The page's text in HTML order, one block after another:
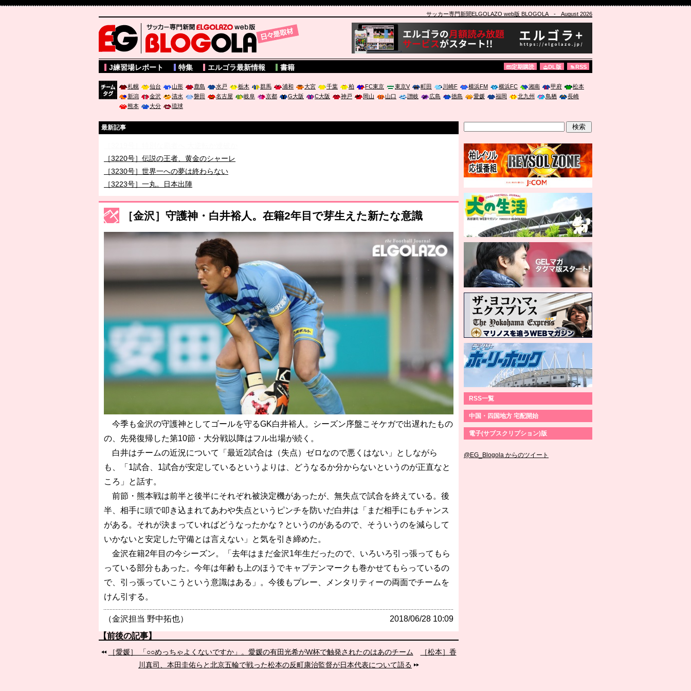
サッカー専門新聞ELGOLAZO web版 BLOGOLA- August 2026
サッカー専門新聞ELGOLAZO web版 BLOGOLA
J練習場レポート 特集 エルゴラ最新情報 書籍 定期購読 DL版 RSS
札幌 仙台 山形 鹿島 水戸 栃木 群馬 浦和 大宮 千葉 柏 FC東京 東京V 町田 川崎F 横浜FM 横浜FC 湘南 甲府
松本
新潟
金沢 清水 磐田 名古屋 岐阜 京都 G大阪 C大阪 神戸 岡山 山口 讃岐 広島 徳島 愛媛 福岡 北九州 鳥栖
長崎
熊本
大分 琉球
最新記事
［3220号］伝説の王者、黄金のシャーレ
［3230号］世界一への夢は終わらない
［3223号］一丸。日本出陣
［3222号］史上最大のW杯開幕 注目は「個」
長谷川 アーリアジャスールさんがシンポジウム「気候変動から命を守る ～エネルギー危機時代の猛暑対策～」に登壇
［金沢］守護神・白井裕人。在籍2年目で芽生えた新たな意識
今季も金沢の守護神としてゴールを守るGK白井裕人。シーズン序盤こそケガで出遅れたもの
の、先発復帰した第10節・大分戦以降はフル出場が続く。
白井はチームの近況について「最近2試合は（失点）ゼロなので悪くはない」としながら
も、「1試合、1試合が安定しているというよりは、どうなるか分からないというのが正直なと
ころ」と話す。
前節・熊本戦は前半と後半にそれぞれ被決定機があったが、無失点で試合を終えている。後
半、相手に頭で叩き込まれてあわや失点というピンチを防いだ白井は「まだ相手にもチャンス
がある。それが決まっていればどうなったかな？というのがあるので、そういうのを減らして
いかないと安定した守備とは言えない」と気を引き締めた。
金沢在籍2年目の今シーズン。「去年はまだ金沢1年生だったので、いろいろ引っ張ってもら
っている部分もあった。今年は年齢も上のほうでキャプテンマークも巻かせてもらっているの
で、引っ張っていこうという意識はある」。今後もプレー、メンタリティーの両面でチームを
けん引する。
（金沢担当 野中拓也） 2018/06/28 10:09
【前後の記事】
［愛媛］ 「○○めっちゃよくないですか」。愛媛の有田光希がW杯で触発されたのはあのチーム
［松本］香
川真司、本田圭佑らと北京五輪で戦った松本の反町康治監督が日本代表について語る
RSS一覧
中国・四国地方 宅配開始
電子(サブスクリプション)版
@EG_Blogola からのツイート